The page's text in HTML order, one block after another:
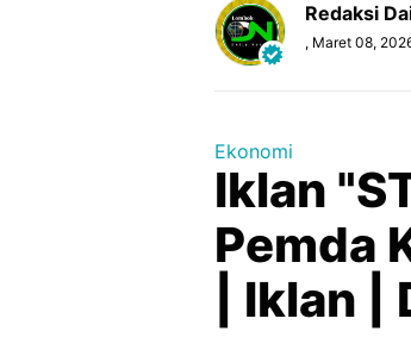
Redaksi
, Maret 08,
Ekonomi
Iklan
Pemda
| Iklan